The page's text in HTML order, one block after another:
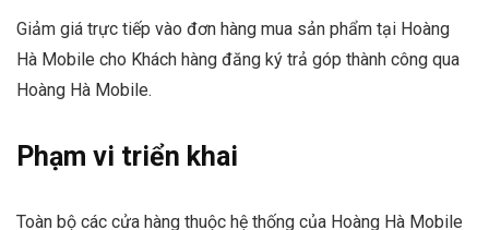
Giảm giá trực tiếp vào đơn hàng mua sản phẩm tại Hoàng
Hà Mobile cho Khách hàng đăng ký trả góp thành công qua
Hoàng Hà Mobile.
Phạm vi triển khai
Toàn bộ các cửa hàng thuộc hệ thống của Hoàng Hà Mobile